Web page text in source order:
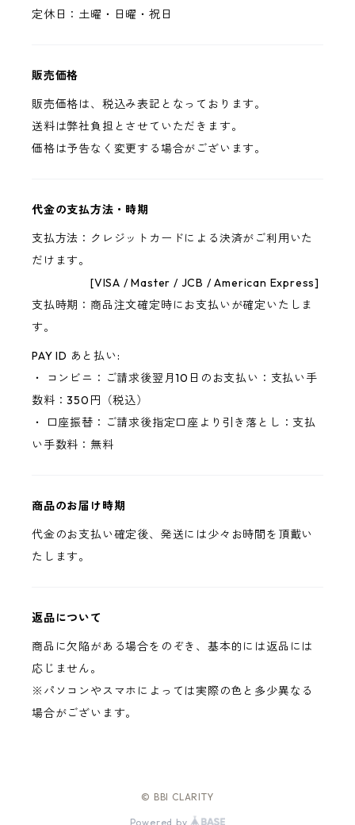
定休日：土曜・日曜・祝日
販売価格
販売価格は、税込み表記となっております。
送料は弊社負担とさせていただきます。
価格は予告なく変更する場合がございます。
代金の支払方法・時期
支払方法：クレジットカードによる決済がご利用いた
だけます。
[VISA / Master / JCB / American Express]
支払時期：商品注文確定時にお支払いが確定いたしま
す。
PAY ID あと払い:
・ コンビニ：ご請求後翌月10日のお支払い：支払い手
数料：350円（税込）
・ 口座振替：ご請求後指定口座より引き落とし：支払
い手数料：無料
商品のお届け時期
代金のお支払い確定後、発送には少々お時間を頂戴い
たします。
返品について
商品に欠陥がある場合をのぞき、基本的には返品には
応じません。
※パソコンやスマホによっては実際の色と多少異なる
場合がございます。
© BBI CLARITY
Powered by